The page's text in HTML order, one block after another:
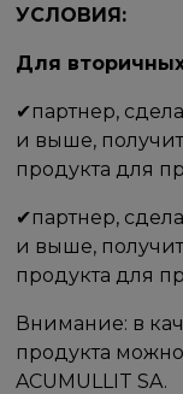
УСЛОВИЯ: ​
Для
✔партнер,
и выше,
продукта для
✔партнер,
и выше,
продукта для
Внимание: в
продукта
ACUMULLIT SA.